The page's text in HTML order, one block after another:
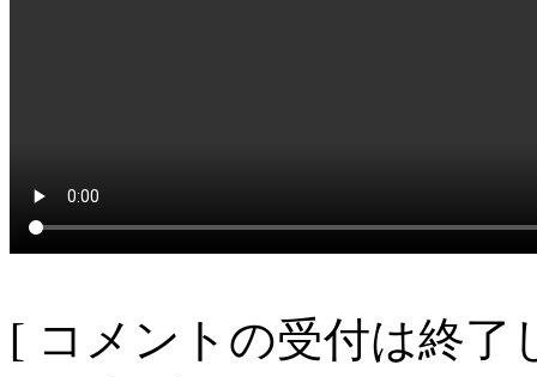
[ コメントの受付は終了